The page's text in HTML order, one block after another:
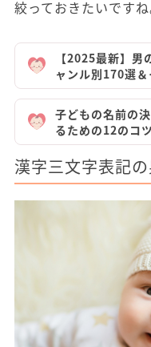
絞っておきたいですね
【2025最新】
ャンル別170選
子どもの名前の
るための12のコ
漢字三文字表記